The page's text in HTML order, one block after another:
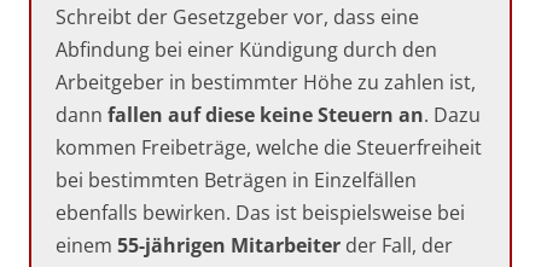
Schreibt der Gesetzgeber vor, dass eine
Abfindung bei einer Kündigung durch den
Arbeitgeber in bestimmter Höhe zu zahlen ist,
dann fallen auf diese keine Steuern an. Dazu
kommen Freibeträge, welche die Steuerfreiheit
bei bestimmten Beträgen in Einzelfällen
ebenfalls bewirken. Das ist beispielsweise bei
einem 55-jährigen Mitarbeiter der Fall, der